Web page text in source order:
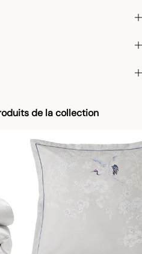
de la collection
vendu, notamment en ce qui